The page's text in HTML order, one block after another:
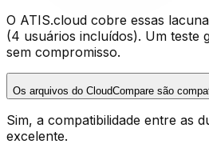
O ATIS.cloud cobre essas
(4 usuários incluídos). Um teste
sem compromisso.
Os arquivos do CloudCompare são
Sim, a compatibilidade entre as
excelente.